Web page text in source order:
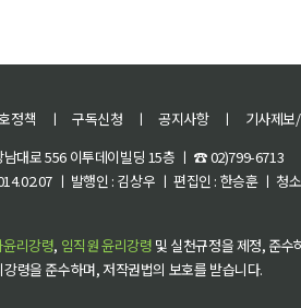
정책 ㅣ 구독신청 ㅣ 공지사항 ㅣ 기사제보
대로 556 이투데이빌딩 15층 ㅣ ☎ 02)799-6713
ㅣ 발행인 : 김상우 ㅣ 편집인 : 한승훈 ㅣ 청
윤리강령, 임직원 윤리강령 및 실천규정을 제정, 준수
령을 준수하며, 저작권법의 보호를 받습니다.